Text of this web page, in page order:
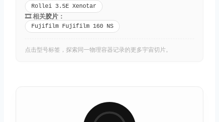
Rollei 3.5E Xenotar
🎞️ 相关胶片 ：
Fujifilm Fujifilm 160 NS
点击型号标签，探索同一物理容器记录的更多宇宙切片。